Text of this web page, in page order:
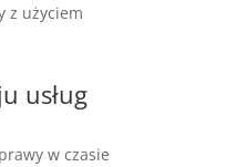
z użyciem
usług
w czasie